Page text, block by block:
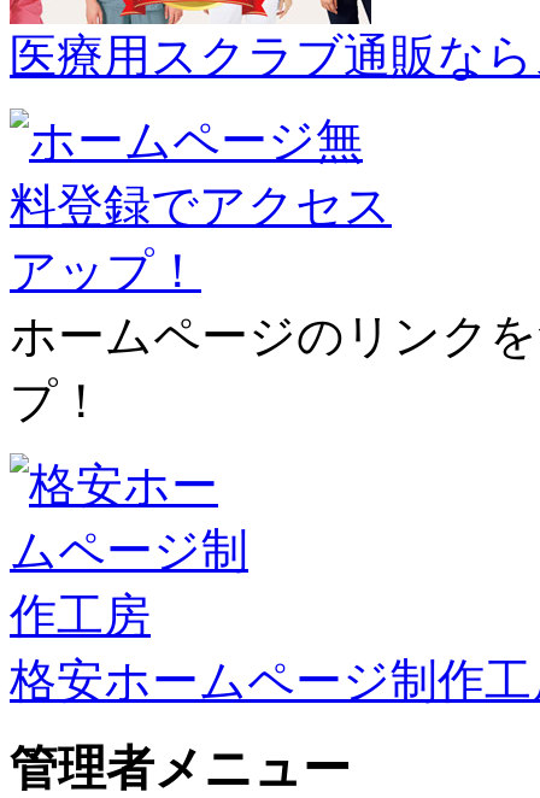
医療用スクラブ通販な
ホームページのリンク
プ！
格安ホームページ制作
管理者メニュー